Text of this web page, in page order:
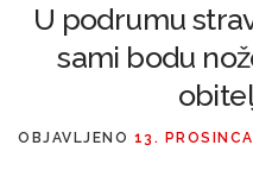
IZDVOJENE KATEGORIJE
Search for:
Search Button
U podrumu
sami bodu
OBJAVLJENO 13.